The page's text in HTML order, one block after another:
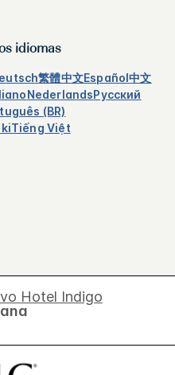
idiomas
繁體中文Español中文
NederlandsРусский
(BR)
Tiếng Việt
Hotel Indigo